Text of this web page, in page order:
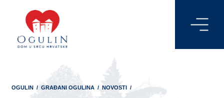
OGULIN / GRAĐANI OGULINA / NOVOSTI /